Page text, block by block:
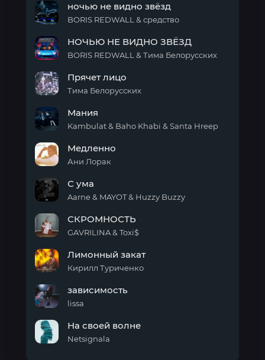
не
видно
ночью не видно звёзд
BORIS REDWALL & средство
НЕ
ВИДНО
НОЧЬЮ НЕ ВИДНО ЗВЁЗД
BORIS REDWALL & Тима Белорусских
лицо
Прячет лицо
Тима Белорусских
Мания
Kambulat & Baho Khabi & Santa Hreep
Медленно
Ани Лорак
ума
С ума
Aarne & MAYOT & Huzzy Buzzy
СКРОМНОСТЬ
GAVRILINA & Toxi$
закат
Лимонный закат
Кирилл Туриченко
зависимость
lissa
На своей волне
Netsignala